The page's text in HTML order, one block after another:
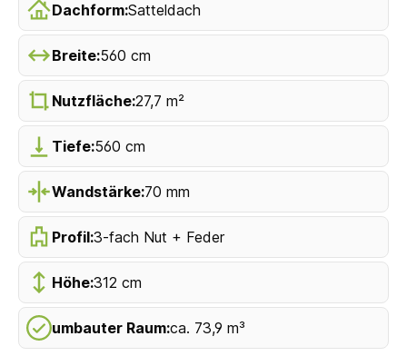
Dachform:Satteldach
Breite:560 cm
Nutzfläche:27,7 m²
Tiefe:560 cm
Wandstärke:70 mm
Profil:3-fach Nut + Feder
Höhe:312 cm
umbauter Raum:ca. 73,9 m³